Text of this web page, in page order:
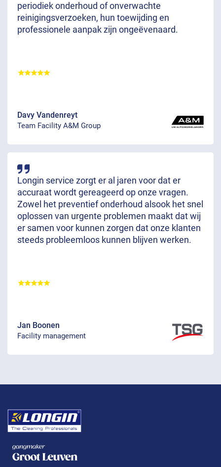
periodiek onderhoud of onverwachte
reinigingsverzoeken, hun toewijding en
professionele aanpak zijn ongeëvenaard.
Davy Vandenreyt
Team Facility A&M Group
Longin service zorgt er al jaren voor dat er
accuraat wordt gereageerd op onze vragen.
Zowel het preventief onderhoud alsook het snel
oplossen van urgente problemen maakt dat wij
er samen voor kunnen zorgen dat onze klanten
steeds probleemloos kunnen blijven werken.
Jan Boonen
Facility management